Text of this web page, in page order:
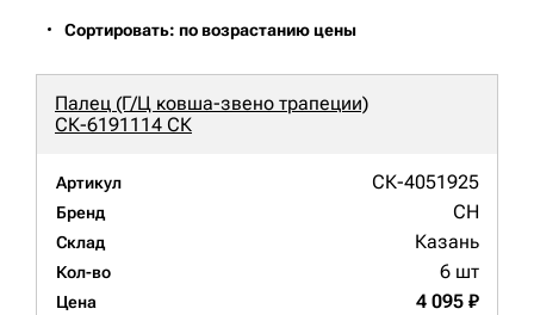
Сортировать: по возрастанию цены
Палец (Г/Ц ковша-звено трапеции)
СК-6191114 СК
Артикул СК-4051925
Бренд CH
Склад Казань
Кол-во 6 шт
Цена 4 095 ₽